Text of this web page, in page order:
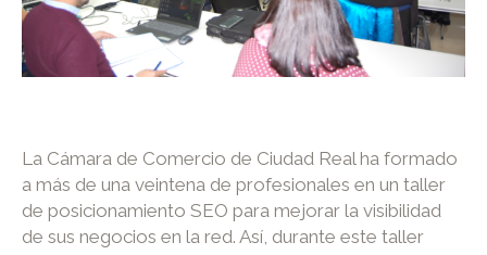
La Cámara de Comercio de Ciudad Real ha formado
a más de una veintena de profesionales en un taller
de posicionamiento SEO para mejorar la visibilidad
de sus negocios en la red. Así, durante este taller